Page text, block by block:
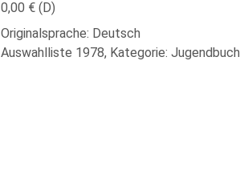
0,00 € (D)
Originalsprache: Deutsch
Auswahlliste 1978, Kategorie: Jugendbuch